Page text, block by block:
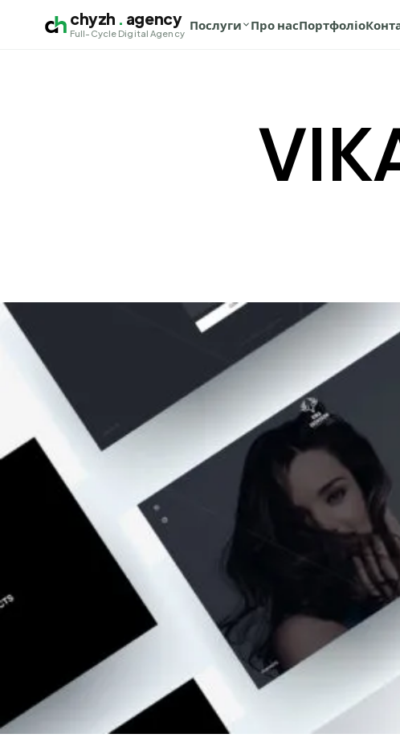
chyzh . agency
Full-Cycle Digital Agency
Послуги Про насПортфоліо